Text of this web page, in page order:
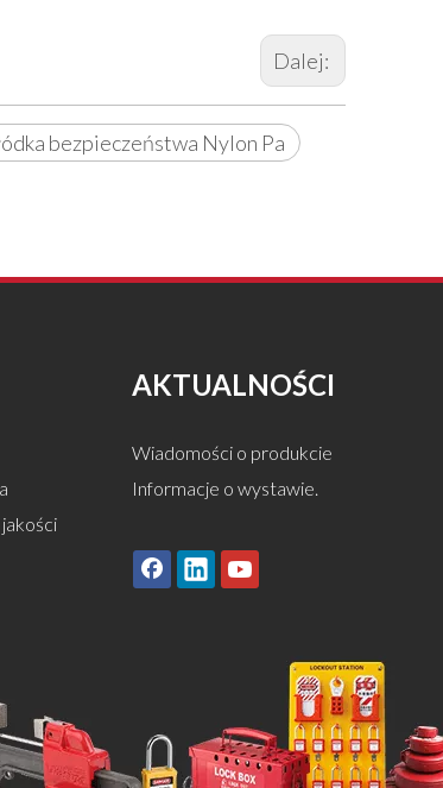
Dalej:
bezpieczeństwa Nylon Pa
AKTUALNOŚCI
Wiadomości o produkcie
Informacje o wystawie.